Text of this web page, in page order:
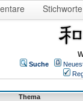
Stichworte
Suche
Thema